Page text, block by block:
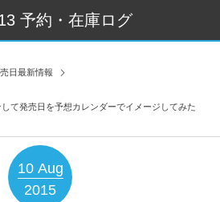
予約・在庫ログ
日最新情報
て発売日を予想カレンダーでイメージしてみた
10 Aug
2015